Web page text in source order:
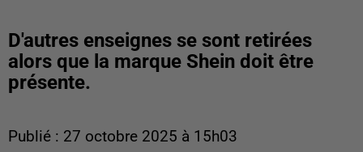
D'autres enseignes se sont retirées
alors que la marque Shein doit être
présente.
Publié : 27 octobre 2025 à 15h03